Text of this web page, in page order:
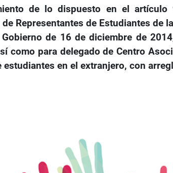
de lo dispuesto en el
de Representantes de Estudiantes de
de 16 de diciembre de
como para delegado de Centro
estudiantes en el extranjero, con